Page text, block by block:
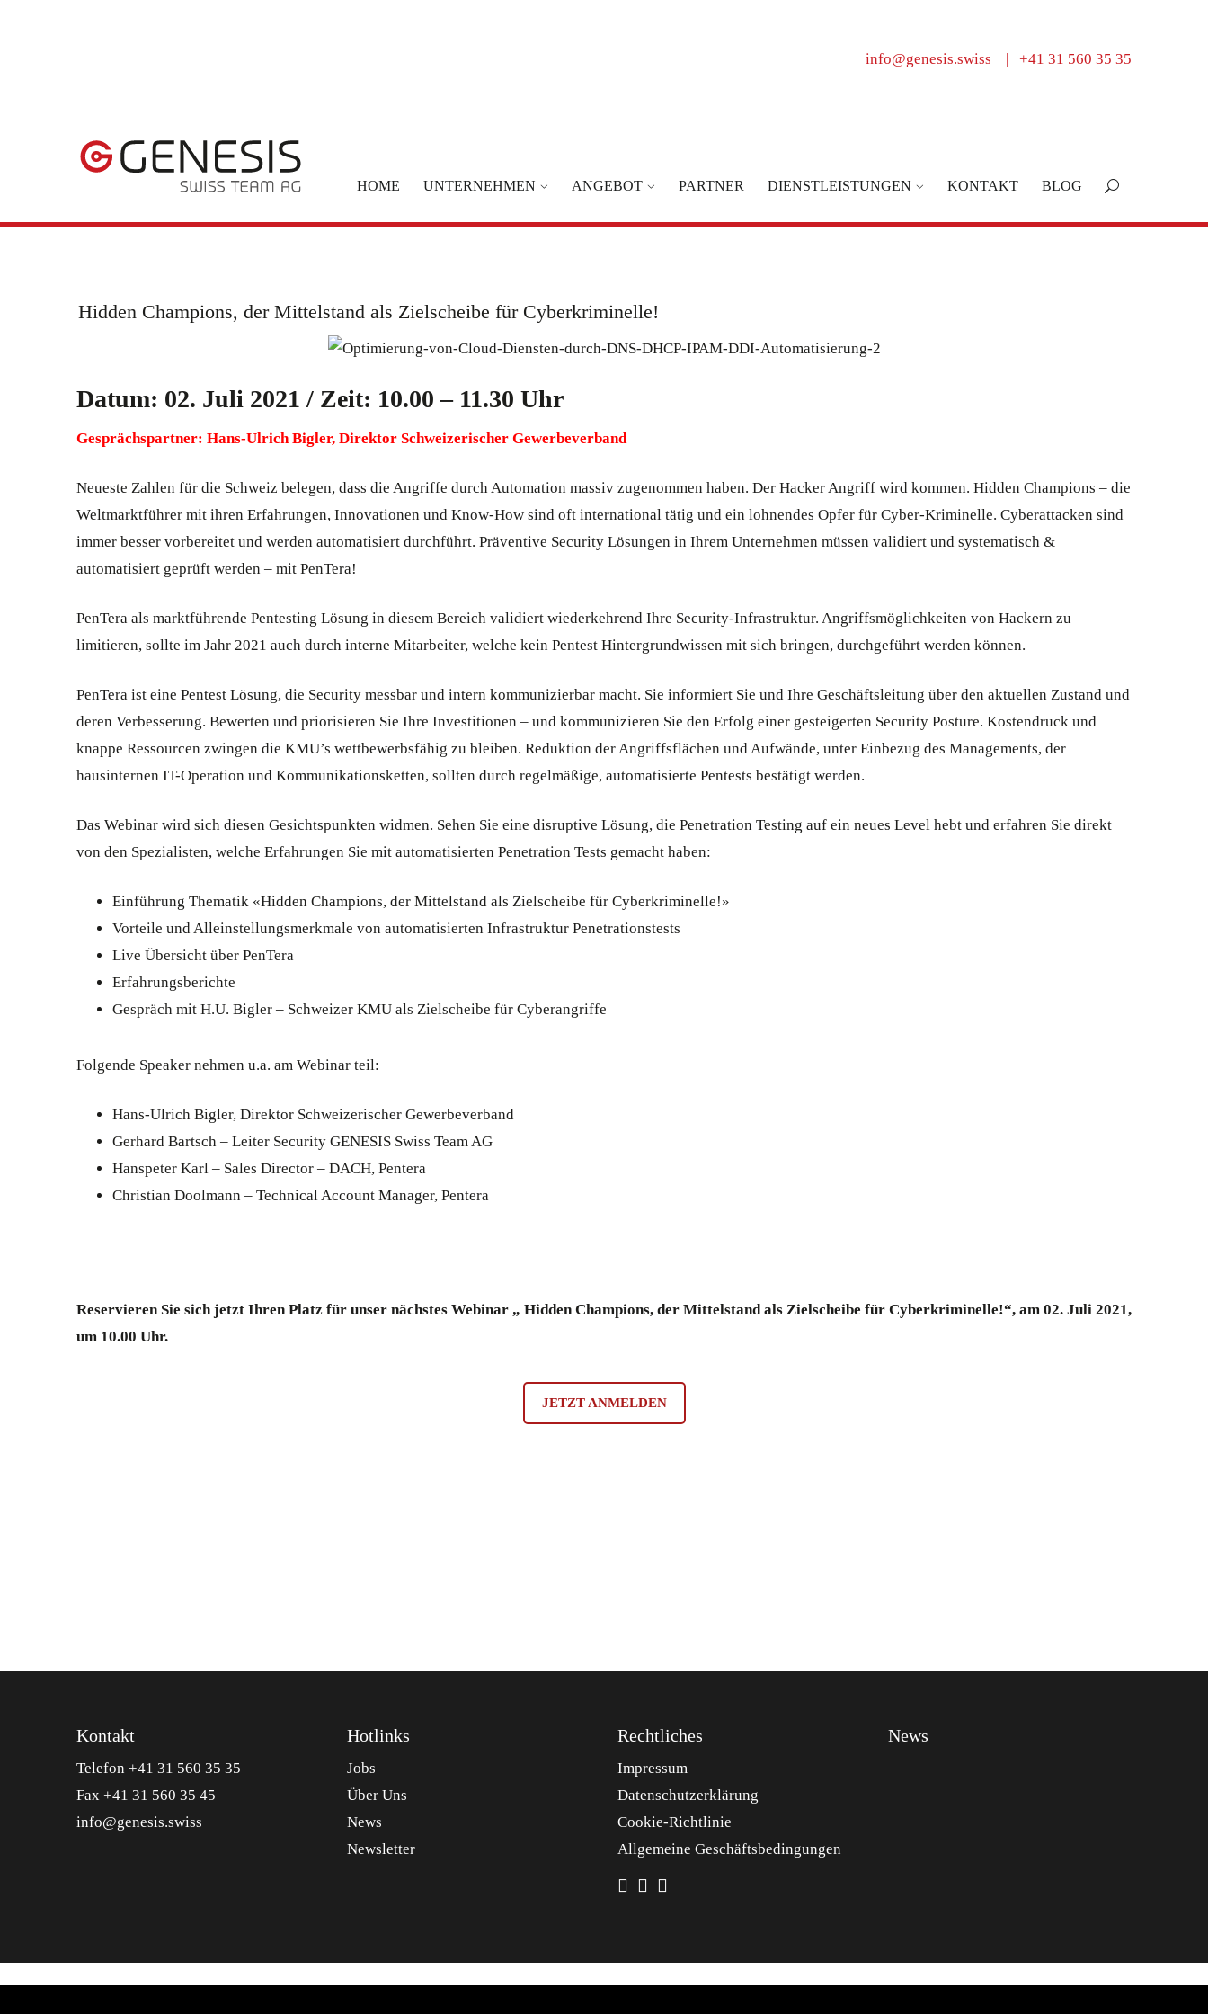
info@genesis.swiss | +41 31 560 35 35
HOME UNTERNEHMEN ANGEBOT PARTNER DIENSTLEISTUNGEN KONTAKT BLOG
Hidden Champions, der Mittelstand als Zielscheibe für Cyberkriminelle!
Datum: 02. Juli 2021 / Zeit: 10.00 – 11.30 Uhr
Gesprächspartner: Hans-Ulrich Bigler, Direktor Schweizerischer Gewerbeverband
Neueste Zahlen für die Schweiz belegen, dass die Angriffe durch Automation massiv zugenommen haben. Der Hacker Angriff wird kommen. Hidden Champions – die
Weltmarktführer mit ihren Erfahrungen, Innovationen und Know-How sind oft international tätig und ein lohnendes Opfer für Cyber-Kriminelle. Cyberattacken sind
immer besser vorbereitet und werden automatisiert durchführt. Präventive Security Lösungen in Ihrem Unternehmen müssen validiert und systematisch &
automatisiert geprüft werden – mit PenTera!
PenTera als marktführende Pentesting Lösung in diesem Bereich validiert wiederkehrend Ihre Security-Infrastruktur. Angriffsmöglichkeiten von Hackern zu
limitieren, sollte im Jahr 2021 auch durch interne Mitarbeiter, welche kein Pentest Hintergrundwissen mit sich bringen, durchgeführt werden können.
PenTera ist eine Pentest Lösung, die Security messbar und intern kommunizierbar macht. Sie informiert Sie und Ihre Geschäftsleitung über den aktuellen Zustand und
deren Verbesserung. Bewerten und priorisieren Sie Ihre Investitionen – und kommunizieren Sie den Erfolg einer gesteigerten Security Posture. Kostendruck und
knappe Ressourcen zwingen die KMU’s wettbewerbsfähig zu bleiben. Reduktion der Angriffsflächen und Aufwände, unter Einbezug des Managements, der
hausinternen IT-Operation und Kommunikationsketten, sollten durch regelmäßige, automatisierte Pentests bestätigt werden.
Das Webinar wird sich diesen Gesichtspunkten widmen. Sehen Sie eine disruptive Lösung, die Penetration Testing auf ein neues Level hebt und erfahren Sie direkt
von den Spezialisten, welche Erfahrungen Sie mit automatisierten Penetration Tests gemacht haben:
Einführung Thematik «Hidden Champions, der Mittelstand als Zielscheibe für Cyberkriminelle!»
Vorteile und Alleinstellungsmerkmale von automatisierten Infrastruktur Penetrationstests
Live Übersicht über PenTera
Erfahrungsberichte
Gespräch mit H.U. Bigler – Schweizer KMU als Zielscheibe für Cyberangriffe
Folgende Speaker nehmen u.a. am Webinar teil:
Hans-Ulrich Bigler, Direktor Schweizerischer Gewerbeverband
Gerhard Bartsch – Leiter Security GENESIS Swiss Team AG
Hanspeter Karl – Sales Director – DACH, Pentera
Christian Doolmann – Technical Account Manager, Pentera
Reservieren Sie sich jetzt Ihren Platz für unser nächstes Webinar „ Hidden Champions, der Mittelstand als Zielscheibe für Cyberkriminelle!“, am 02. Juli 2021,
um 10.00 Uhr.
JETZT ANMELDEN
Kontakt
Telefon +41 31 560 35 35
Fax +41 31 560 35 45
info@genesis.swiss
Hotlinks
Jobs
Über Uns
News
Newsletter
Rechtliches
Impressum
Datenschutzerklärung
Cookie-Richtlinie
Allgemeine Geschäftsbedingungen
News